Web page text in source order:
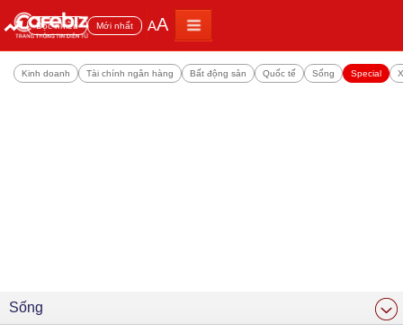
Đọc nhiều Mới nhất AA
Kinh doanh Tài chính ngân hàng Bất động sản Quốc tế Sống Special
Sống